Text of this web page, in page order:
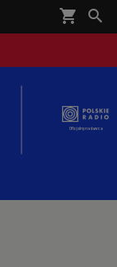
shopping_cart 

Oficjalny nadawca